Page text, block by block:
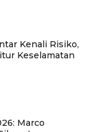
Kenali Risiko,
Keselamatan
Marco